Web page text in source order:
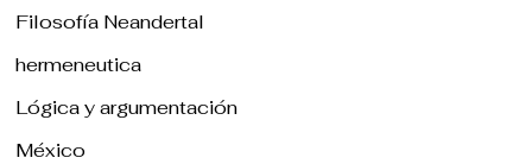
Filosofía Neandertal
hermeneutica
Lógica y argumentación
México